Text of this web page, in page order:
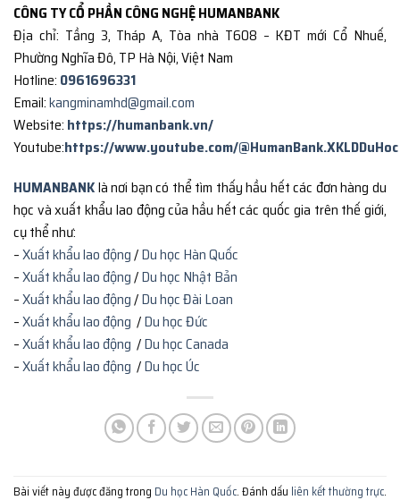
CÔNG TY CỔ PHẦN CÔNG NGHỆ HUMANBANK
Địa chỉ: Tầng 3, Tháp A, Tòa nhà T608 – KĐT mới Cổ Nhuế,
Phường Nghĩa Đô, TP Hà Nội, Việt Nam
Hotline: 0961696331
Email:kangminamhd@gmail.com
Website: https://humanbank.vn/
Youtube:https://www.youtube.com/@HumanBank.XKLDDuHoc
HUMANBANKlà nơi bạn có thể tìm thấy hầu hết các đơn hàng du
học và xuất khẩu lao động của hầu hết các quốc gia trên thế giới,
cụ thể như:
–Xuất khẩu lao động/Du học Hàn Quốc
–Xuất khẩu lao động/Du học Nhật Bản
–Xuất khẩu lao động/Du học Đài Loan
–Xuất khẩu lao động /Du học Đức
–Xuất khẩu lao động /Du học Canada
–Xuất khẩu lao động /Du học Úc
Bài viết này được đăng trong Du học Hàn Quốc. Đánh dấu liên kết thường trực.